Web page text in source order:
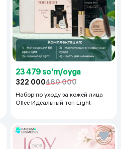
23 479 so'm/oyga
322 000460 000
Набор по уходу за кожей лица
Ollee Идеальный тон Light